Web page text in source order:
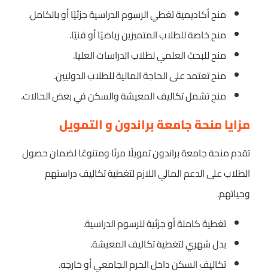
منح أكاديمية تغطي الرسوم الدراسية جزئيًا أو بالكامل.
منح خاصة للطلاب المتميزين رياضيًا أو فنيًا.
منح للبحث العلمي لطلاب الدراسات العليا.
منح تعتمد على الحاجة المالية للطلاب الدوليين.
منح تشمل تكاليف المعيشة والسكن في بعض الحالات.
مزايا منحة جامعة براندون و التمويل
تقدم منحة جامعة براندون تمويلًا مرنًا ومتنوعًا لضمان حصول
الطلاب على الدعم المالي اللازم لتغطية تكاليف دراستهم
وحياتهم.
تغطية كاملة أو جزئية للرسوم الدراسية.
بدل شهري لتغطية تكاليف المعيشة.
تكاليف السكن داخل الحرم الجامعي أو خارجه.